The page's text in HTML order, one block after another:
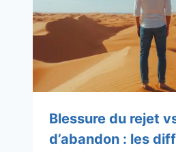
Blessure du rejet
d’abandon : les